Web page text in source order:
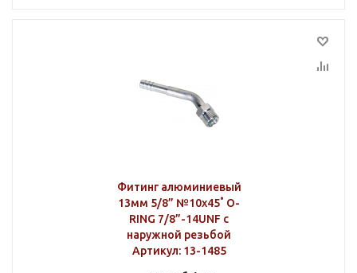
Фитинг алюминиевый
13мм 5/8” №10х45˚ O-
RING 7/8”-14UNF с
наружной резьбой
Артикул: 13-1485